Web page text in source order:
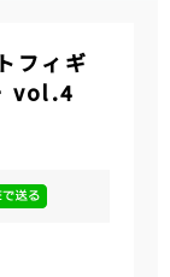
フィギ
vol.4